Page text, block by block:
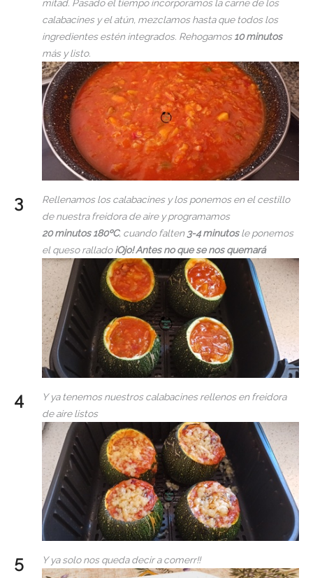
mitad. Pasado el tiempo incorporamos la carne de los
calabacines y el atún, mezclamos hasta que todos los
ingredientes estén integrados. Rehogamos10 minutos
más y listo.
Rellenamos los calabacines y los ponemos en el cestillo
de nuestra freidora de aire y programamos
20 minutos 180ºC, cuando falten3-4 minutosle ponemos
el queso rallado¡Ojo! Antes no que se nos quemará
Y ya tenemos nuestros calabacines rellenos en freidora
de aire listos
Y ya solo nos queda decir a comerr!!